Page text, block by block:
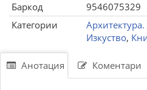
Баркод
9546075329
Категории
Изкуство,
Анотация Коментари